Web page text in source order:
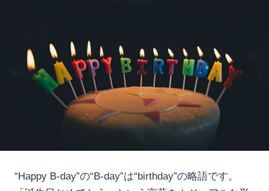
“Happy B-day”の“B-day”は“birthday”の略語です。